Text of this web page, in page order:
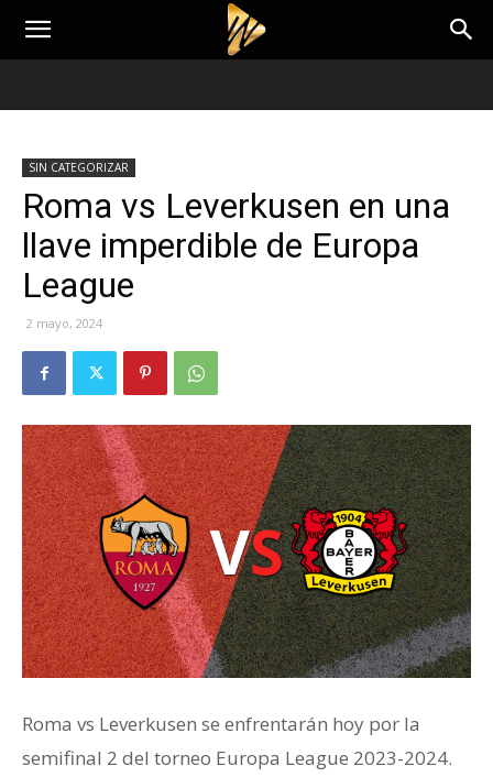
SIN CATEGORIZAR
Roma vs Leverkusen en una
llave imperdible de Europa
League
2 mayo, 2024
Roma vs Leverkusen se enfrentarán hoy por la
semifinal 2 del torneo Europa League 2023-2024.